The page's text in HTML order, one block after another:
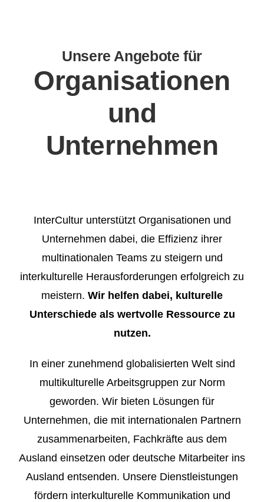
Unsere Angebote für
Organisationen
und
Unternehmen
InterCultur unterstützt Organisationen und
Unternehmen dabei, die Effizienz ihrer
multinationalen Teams zu steigern und
interkulturelle Herausforderungen erfolgreich zu
meistern. Wir helfen dabei, kulturelle
Unterschiede als wertvolle Ressource zu
nutzen.
In einer zunehmend globalisierten Welt sind
multikulturelle Arbeitsgruppen zur Norm
geworden. Wir bieten Lösungen für
Unternehmen, die mit internationalen Partnern
zusammenarbeiten, Fachkräfte aus dem
Ausland einsetzen oder deutsche Mitarbeiter ins
Ausland entsenden. Unsere Dienstleistungen
fördern interkulturelle Kommunikation und